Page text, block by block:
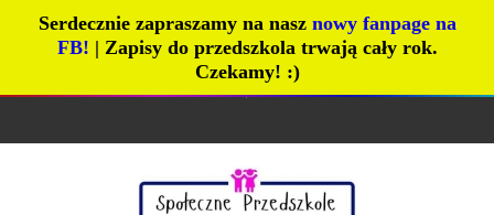
Serdecznie zapraszamy na nasz nowy fanpage na
FB! | Zapisy do przedszkola trwają cały rok.
Czekamy! :)